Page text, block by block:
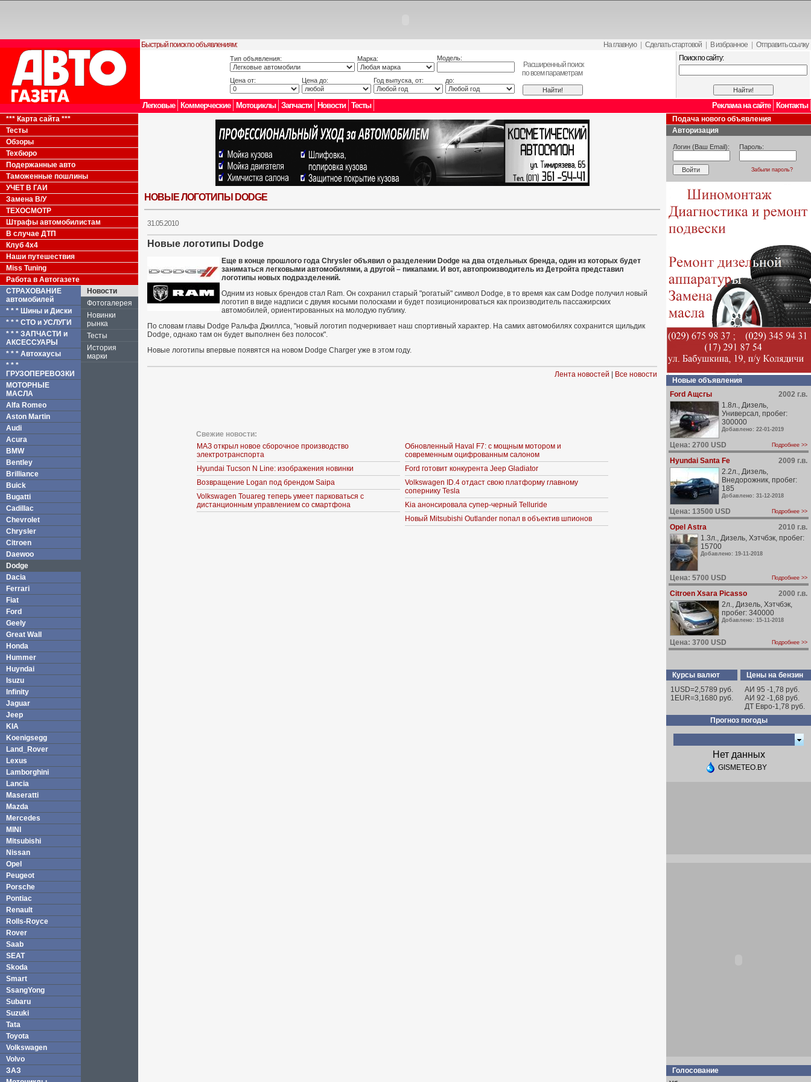
Быстрый поиск по объявлениям: На главную Сделать стартовой В избранное Отправить ссылку
Тип объявления: Марка: Модель:
Расширенный поиск
по всем параметрам
Цена от: Цена до: Год выпуска, от: до:
Поиск по сайту:
Легковые Коммерческие Мотоциклы Запчасти Новости Тесты Контакты
Реклама на сайте
*** Карта сайта ***
Тесты
Обзоры
Техбюро
Подержанные авто
Таможенные пошлины
УЧЕТ В ГАИ
Замена В/У
ТЕХОСМОТР
Штрафы автомобилистам
В случае ДТП
Клуб 4x4
Наши путешествия
Miss Tuning
Работа в Автогазете
СТРАХОВАНИЕ
автомобилей
* * * Шины и Диски
* * * СТО и УСЛУГИ
* * * ЗАПЧАСТИ и
АКСЕССУАРЫ
* * * Автохаусы
* * *
ГРУЗОПЕРЕВОЗКИ
МОТОРНЫЕ
МАСЛА
Alfa Romeo
Aston Martin
Audi
Acura
BMW
Bentley
Brilliance
Buick
Bugatti
Cadillac
Chevrolet
Chrysler
Citroen
Daewoo
Dodge
Dacia
Ferrari
Fiat
Ford
Geely
Great Wall
Honda
Hummer
Huyndai
Isuzu
Infinity
Jaguar
Jeep
KIA
Koenigsegg
Land_Rover
Lexus
Lamborghini
Lancia
Maseratti
Mazda
Mercedes
MINI
Mitsubishi
Nissan
Opel
Peugeot
Porsche
Pontiac
Renault
Rolls-Royce
Rover
Saab
SEAT
Skoda
Smart
SsangYong
Subaru
Suzuki
Tata
Toyota
Volkswagen
Volvo
ЗАЗ
Новости
Фотогалерея
Новинки
рынка
Тесты
История
марки
НОВЫЕ ЛОГОТИПЫ DODGE
31.05.2010
Новые логотипы Dodge
Еще в конце прошлого года Chrysler объявил о разделении Dodge на два отдельных бренда, один из которых будет
заниматься легковыми автомобилями, а другой – пикапами. И вот, автопроизводитель из Детройта представил
логотипы новых подразделений.
Одним из новых брендов стал Ram. Он сохранил старый "рогатый" символ Dodge, в то время как сам Dodge получил новый
логотип в виде надписи с двумя косыми полосками и будет позиционироваться как производитель пассажирских
автомобилей, ориентированных на молодую публику.
По словам главы Dodge Ральфа Джиллса, "новый логотип подчеркивает наш спортивный характер. На самих автомобилях сохранится щильдик
Dodge, однако там он будет выполнен без полосок".
Новые логотипы впервые появятся на новом Dodge Charger уже в этом году.
Лента новостей Все новости
Свежие новости:
МАЗ открыл новое сборочное производство
электротранспорта
Hyundai Tucson N Line: изображения новинки
Возвращение Logan под брендом Saipa
Volkswagen Touareg теперь умеет парковаться с
дистанционным управлением со смартфона
Обновленный Haval F7: с мощным мотором и
современным оцифрованным салоном
Ford готовит конкурента Jeep Gladiator
Volkswagen ID.4 отдаст свою платформу главному
сопернику Tesla
Kia анонсировала супер-черный Telluride
Новый Mitsubishi Outlander попал в объектив шпионов
Подача нового объявления
Авторизация
Логин (Ваш Email): Пароль:
Забыли пароль?
Новые объявления
Ford Ащсгы
2002 г.в.
1.8л., Дизель,
Универсал, пробег:
300000
Добавлено: 22-01-2019
Цена: 2700 USD Подробнее >>
Hyundai Santa Fe
2009 г.в.
2.2л., Дизель,
Внедорожник, пробег:
185
Добавлено: 31-12-2018
Цена: 13500 USD Подробнее >>
Opel Astra
2010 г.в.
1.3л., Дизель, Хэтчбэк, пробег:
15700
Добавлено: 19-11-2018
Цена: 5700 USD Подробнее >>
Citroen Xsara Picasso
2000 г.в.
2л., Дизель, Хэтчбэк,
пробег: 340000
Добавлено: 15-11-2018
Цена: 3700 USD Подробнее >>
Курсы валют
1USD=2,5789 руб.
1EUR=3,1680 руб.
Цены на бензин
АИ 95 -1,78 руб.
АИ 92 -1,68 руб.
ДТ Евро-1,78 руб.
Прогноз погоды
Нет данных
GISMETEO.BY
Голосование